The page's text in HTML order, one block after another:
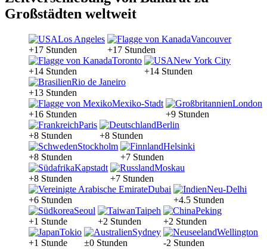
Großstädten weltweit
Los Angeles
+17 Stunden
Vancouver
+17 Stunden
Toronto
+14 Stunden
New York City
+14 Stunden
Rio de Janeiro
+13 Stunden
Mexiko-Stadt
+16 Stunden
London
+9 Stunden
Paris
+8 Stunden
Berlin
+8 Stunden
Stockholm
+8 Stunden
Helsinki
+7 Stunden
Kapstadt
+8 Stunden
Moskau
+7 Stunden
Dubai
+6 Stunden
Neu-Delhi
+4.5 Stunden
Seoul
+1 Stunde
Taipeh
+2 Stunden
Peking
+2 Stunden
Tokio
+1 Stunde
Sydney
±0 Stunden
Wellington
-2 Stunden